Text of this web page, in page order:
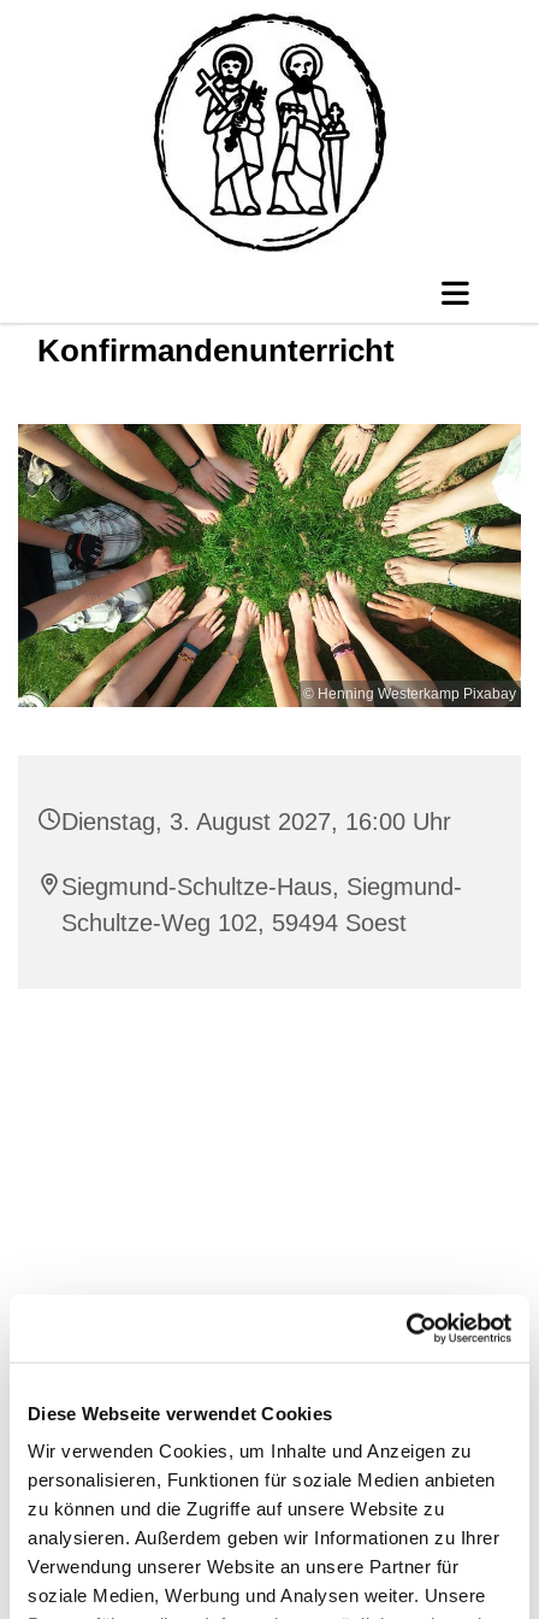
Diese Webseite verwendet Cookies
Wir verwenden Cookies, um Inhalte und Anzeigen zu
personalisieren, Funktionen für soziale Medien anbieten
zu können und die Zugriffe auf unsere Website zu
analysieren. Außerdem geben wir Informationen zu Ihrer
Verwendung unserer Website an unsere Partner für
soziale Medien, Werbung und Analysen weiter. Unsere
Konfirmandenunterricht
© Henning Westerkamp Pixabay
Dienstag, 3. August 2027, 16:00 Uhr
Siegmund-Schultze-Haus, Siegmund-
Schultze-Weg 102, 59494 Soest
Dies könnte Sie auch
interessieren